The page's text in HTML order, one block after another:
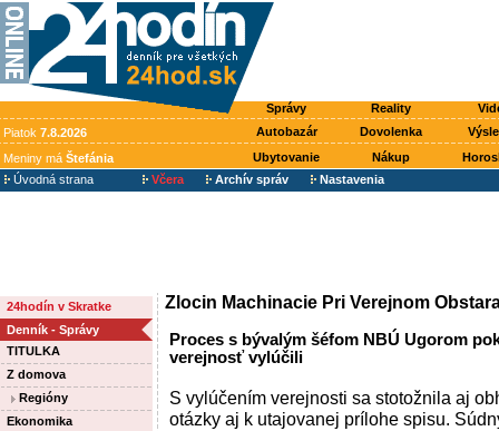
Správy Reality
Piatok 7.8.2026 Autobazár Dovolenka
Meniny má Štefánia Ubytovanie Nákup
Úvodná strana
Včera Archív správ Nastavenia
24hodín v Skratke
Denník - Správy
TITULKA
Z domova
Regióny
Ekonomika
Zlocin Machinacie Pri Verejnom
Proces s bývalým šéfom NBÚ Ugorom
verejnosť vylúčili
S vylúčením verejnosti sa stotožnila aj
otázky aj k utajovanej prílohe spisu.